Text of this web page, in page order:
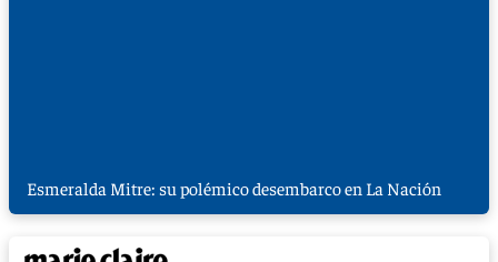
Esmeralda Mitre: su polémico desembarco en La Nación